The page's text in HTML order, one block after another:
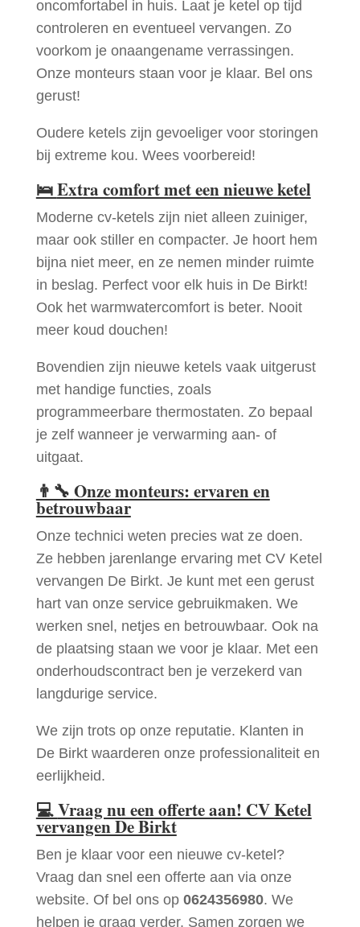
oncomfortabel in huis. Laat je ketel op tijd
controleren en eventueel vervangen. Zo
voorkom je onaangename verrassingen.
Onze monteurs staan voor je klaar. Bel ons
gerust!
Oudere ketels zijn gevoeliger voor storingen
bij extreme kou. Wees voorbereid!
🛌Extra comfort met een nieuwe ketel
Moderne cv-ketels zijn niet alleen zuiniger,
maar ook stiller en compacter. Je hoort hem
bijna niet meer, en ze nemen minder ruimte
in beslag. Perfect voor elk huis in De Birkt!
Ook het warmwatercomfort is beter. Nooit
meer koud douchen!
Bovendien zijn nieuwe ketels vaak uitgerust
met handige functies, zoals
programmeerbare thermostaten. Zo bepaal
je zelf wanneer je verwarming aan- of
uitgaat.
👨‍🔧 Onze monteurs: ervaren en
betrouwbaar
Onze technici weten precies wat ze doen.
Ze hebben jarenlange ervaring met CV Ketel
vervangen De Birkt. Je kunt met een gerust
hart van onze service gebruikmaken. We
werken snel, netjes en betrouwbaar. Ook na
de plaatsing staan we voor je klaar. Met een
onderhoudscontract ben je verzekerd van
langdurige service.
We zijn trots op onze reputatie. Klanten in
De Birkt waarderen onze professionaliteit en
eerlijkheid.
💻Vraag nu een offerte aan! CV Ketel
vervangen De Birkt
Ben je klaar voor een nieuwe cv-ketel?
Vraag dan snel een offerte aan via onze
website. Of bel ons op 0624356980. We
helpen je graag verder. Samen zorgen we